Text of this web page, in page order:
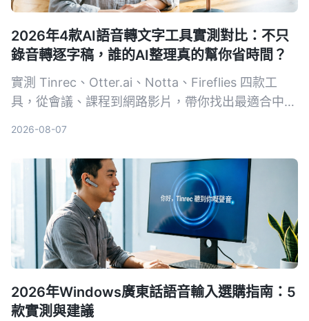
2026年4款AI語音轉文字工具實測對比：不只
錄音轉逐字稿，誰的AI整理真的幫你省時間？
實測 Tinrec、Otter.ai、Notta、Fireflies 四款工
具，從會議、課程到網路影片，帶你找出最適合中文
2026-08-07
2026年Windows廣東話語音輸入選購指南：5
款實測與建議